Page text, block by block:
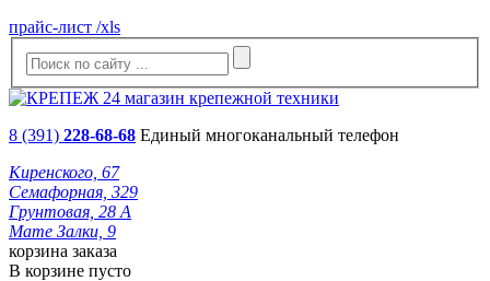
прайс-лист /xls
8 (391) 228-68-68 Единый многоканальный телефон
Киренского, 67
Семафорная, 329
Грунтовая, 28 А
Мате Залки, 9
корзина заказа
В корзине пусто